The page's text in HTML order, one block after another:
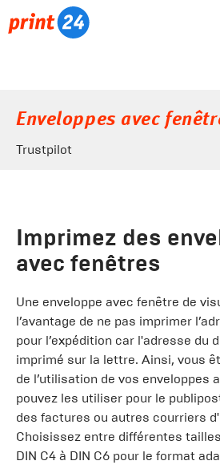
Enveloppes avec
Trustpilot
Imprimez des
avec fenêtres
Une enveloppe avec fenêtre de
l’avantage de ne pas imprimer
pour l’expédition car l'adresse du
imprimé sur la lettre. Ainsi, vous
de l’utilisation de vos enveloppes
pouvez les utiliser pour le
des factures ou autres courriers
Choisissez entre différentes
DIN C4 à DIN C6 pour le format